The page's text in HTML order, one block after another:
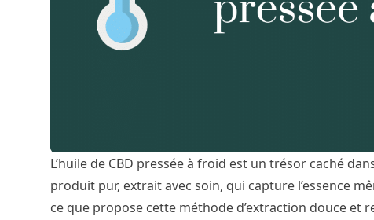
L’huile de CBD pressée à froid est un trésor caché
produit pur, extrait avec soin, qui capture l’essence
ce que propose cette méthode d’extraction douce et